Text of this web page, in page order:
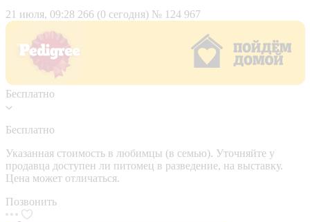
21 июля, 09:28 266 (0 сегодня) № 124 967
Бесплатно
Бесплатно
Указанная стоимость в любимцы (в семью). Уточняйте у
продавца доступен ли питомец в разведение, на выставку.
Цена может отличаться.
Позвонить